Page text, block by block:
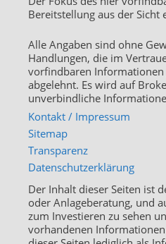
Bereitstellung aus der Sicht
Alle Angaben sind ohne
Handlungen, die im
vorfindbaren
abgelehnt. Es wird auf
unverbindliche
Kontakt / Impressum
Sitemap
Transparenz
Datenschutzerklärung
Der Inhalt dieser Seiten ist
oder Anlageberatung, und
zum Investieren zu sehen
vorhandenen